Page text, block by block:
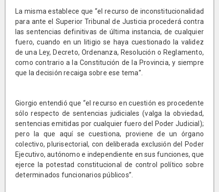
La misma establece que “el recurso de inconstitucionalidad
para ante el Superior Tribunal de Justicia procederá contra
las sentencias definitivas de última instancia, de cualquier
fuero, cuando en un litigio se haya cuestionado la validez
de una Ley, Decreto, Ordenanza, Resolución o Reglamento,
como contrario a la Constitución de la Provincia, y siempre
que la decisión recaiga sobre ese tema”.
Giorgio entendió que “el recurso en cuestión es procedente
sólo respecto de sentencias judiciales (valga la obviedad,
sentencias emitidas por cualquier fuero del Poder Judicial);
pero la que aquí se cuestiona, proviene de un órgano
colectivo, plurisectorial, con deliberada exclusión del Poder
Ejecutivo, autónomo e independiente en sus funciones, que
ejerce la potestad constitucional de control político sobre
determinados funcionarios públicos”.